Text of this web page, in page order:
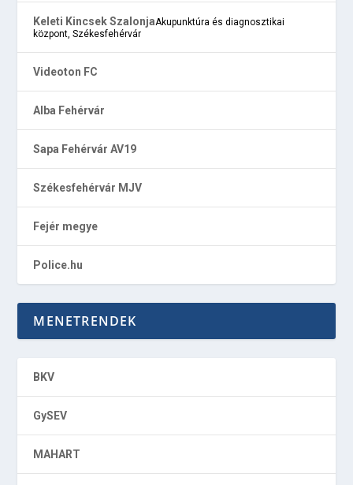
Keleti Kincsek SzalonjaAkupunktúra és diagnosztikai
központ, Székesfehérvár
Videoton FC
Alba Fehérvár
Sapa Fehérvár AV19
Székesfehérvár MJV
Fejér megye
Police.hu
MENETRENDEK
BKV
GySEV
MAHART